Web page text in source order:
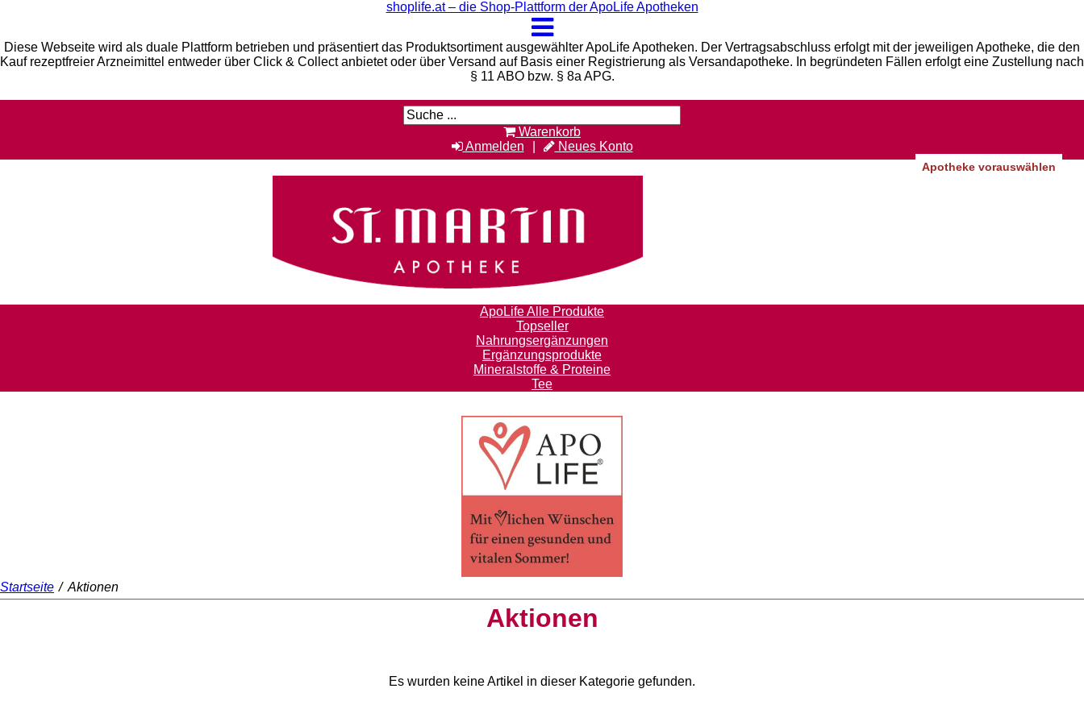
shoplife.at – die Shop-Plattform der ApoLife Apotheken
Diese Webseite wird als duale Plattform betrieben und präsentiert das Produktsortiment ausgewählter ApoLife Apotheken. Der Vertragsabschluss erfolgt mit der jeweiligen Apotheke, die den
Kauf rezeptfreier Arzneimittel entweder über Click & Collect anbietet oder über Versand auf Basis einer Registrierung als Versandapotheke. In begründeten Fällen erfolgt eine Zustellung nach
§ 11 ABO bzw. § 8a APG.
Warenkorb
Anmelden
Neues Konto
Apotheke vorauswählen
ApoLife Alle Produkte
Topseller
Nahrungsergänzungen
Ergänzungsprodukte
Mineralstoffe & Proteine
Tee
Startseite / Aktionen
Aktionen
Es wurden keine Artikel in dieser Kategorie gefunden.